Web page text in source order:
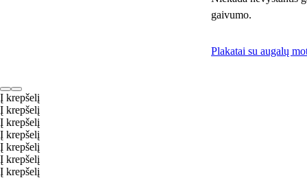
gaivumo.
Plakatai su augalų
Į krepšelį
Į krepšelį
Į krepšelį
Į krepšelį
Į krepšelį
Į krepšelį
Į krepšelį